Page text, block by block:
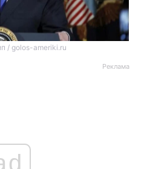
/ golos-ameriki.ru
Реклама